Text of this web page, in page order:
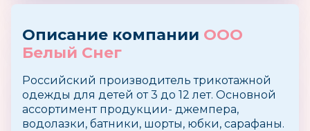
Описание компании ООО
Белый Снег
Российский производитель трикотажной
одежды для детей от 3 до 12 лет. Основной
ассортимент продукции- джемпера,
водолазки, батники, шорты, юбки, сарафаны.